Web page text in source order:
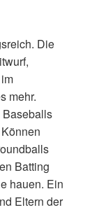
Die
mehr.
Batting
hauen. Ein
Eltern der